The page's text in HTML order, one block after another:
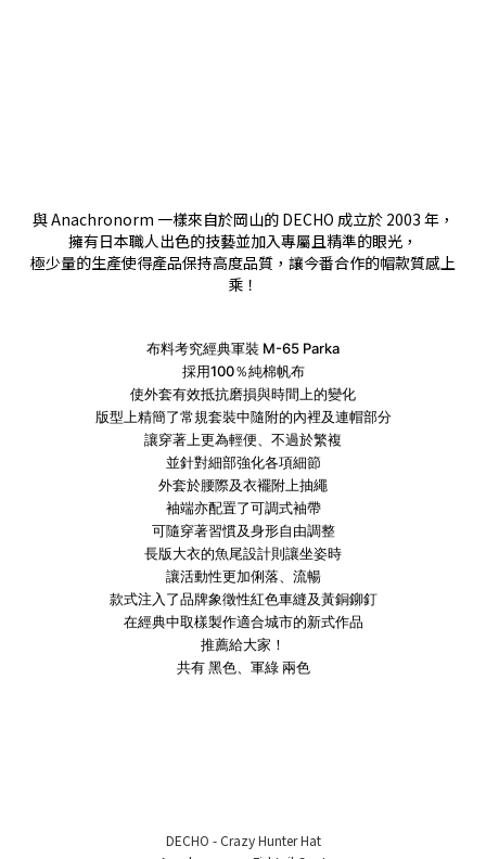
與 Anachronorm 一樣來自於岡山的 DECHO 成立於 2003 年，
擁有日本職人出色的技藝並加入專屬且精準的眼光，
極少量的生產使得產品保持高度品質，讓今番合作的帽款質感上
乘！
布料考究經典軍裝 M-65 Parka
採用100％純棉帆布
使外套有效抵抗磨損與時間上的變化
版型上精簡了常規套裝中隨附的內裡及連帽部分
讓穿著上更為輕便、不過於繁複
並針對細部強化各項細節
外套於腰際及衣襬附上抽繩
袖端亦配置了可調式袖帶
可隨穿著習慣及身形自由調整
長版大衣的魚尾設計則讓坐姿時
讓活動性更加俐落、流暢
款式注入了品牌象徵性紅色車縫及黃銅鉚釘
在經典中取樣製作適合城市的新式作品
推薦給大家！
共有 黑色、軍綠 兩色
DECHO - Crazy Hunter Hat